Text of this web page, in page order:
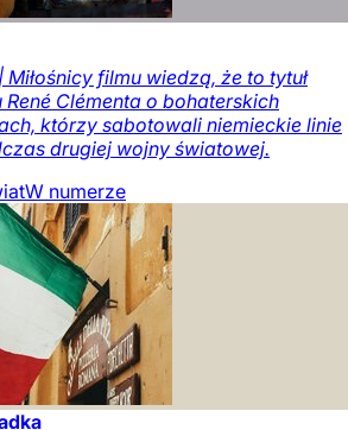
Miłośnicy filmu wiedzą, że to tytuł
Clémenta o bohaterskich
którzy sabotowali niemieckie linie
drugiej wojny światowej.
W numerze